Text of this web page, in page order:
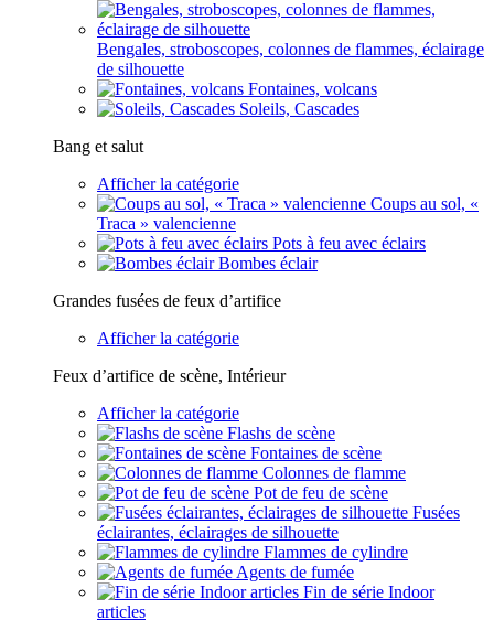
Bengales, stroboscopes, colonnes de flammes, éclairage
de silhouette
Fontaines, volcans
Soleils, Cascades
Bang et salut
Afficher la catégorie
Coups au sol, «
Traca » valencienne
Pots à feu avec éclairs
Bombes éclair
Grandes fusées de feux d’artifice
Afficher la catégorie
Feux d’artifice de scène, Intérieur
Afficher la catégorie
Flashs de scène
Fontaines de scène
Colonnes de flamme
Pot de feu de scène
Fusées
éclairantes, éclairages de silhouette
Flammes de cylindre
Agents de fumée
Fin de série Indoor
articles